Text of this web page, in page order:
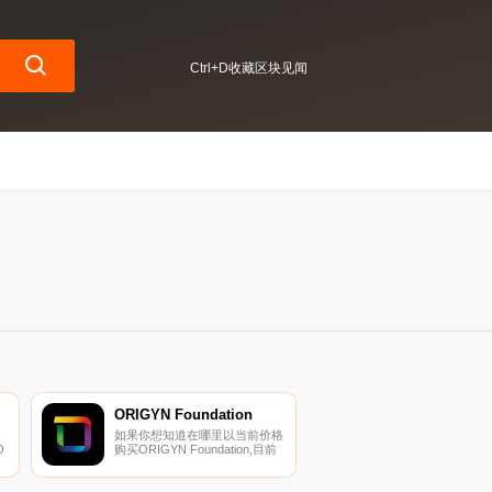
Ctrl+D收藏区块见闻
ORIGYN Foundation
如果你想知道在哪里以当前价格
购买ORIGYN Foundation,目前
的顶级加密货币交易所是Bitrue